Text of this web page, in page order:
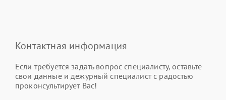
Контактная информация
Если требуется задать вопрос специалисту, оставьте
свои данные и дежурный специалист с радостью
проконсультирует Вас!